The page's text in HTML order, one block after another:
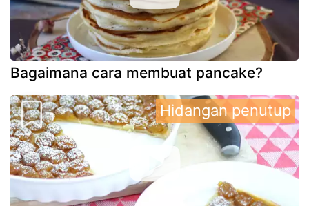
Bagaimana cara membuat pancake?
Hidangan penutup